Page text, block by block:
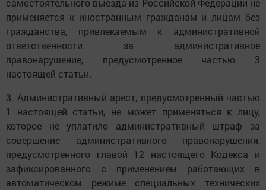
самостоятельного выезда из Российской Федерации не
применяется к иностранным гражданам и лицам без
гражданства, привлекаемым к административной
ответственности за административное
правонарушение, предусмотренное частью 3
настоящей статьи.
3. Административный арест, предусмотренный частью
1 настоящей статьи, не может применяться к лицу,
которое не уплатило административный штраф за
совершение административного правонарушения,
предусмотренного главой 12 настоящего Кодекса и
зафиксированного с применением работающих в
автоматическом режиме специальных технических